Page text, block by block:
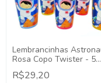
Lembrancinhas
Rosa Copo Twister - 5
Unidades
R$29,20